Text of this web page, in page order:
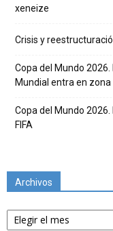
xeneize
Crisis y
Copa del Mundo 2026.
Mundial entra en
Copa del Mundo 2026.
FIFA
Archivos
Archivos